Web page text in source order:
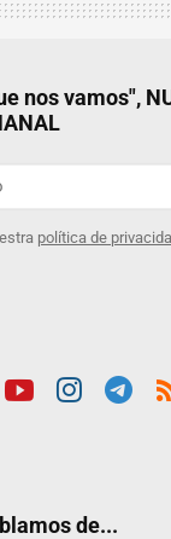
nos vamos",
política de
de...